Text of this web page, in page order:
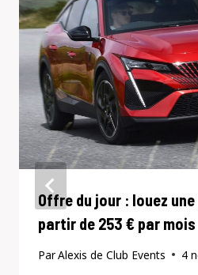
Offre du jour : louez
partir de 253 € par mois
ParAlexis de Club Events 4